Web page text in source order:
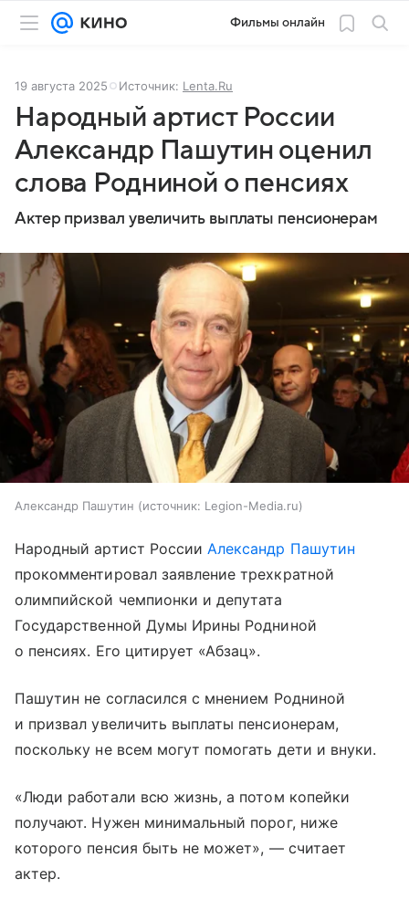
Фильмы онлайн
19 августа 2025 Источник: Lenta.Ru
Народный артист России
Александр Пашутин оценил
слова Родниной о пенсиях
Актер призвал увеличить выплаты пенсионерам
Александр Пашутин источник: Legion-Media.ru
Народный артист РоссииАлександр Пашутин
прокомментировал заявление трехкратной
олимпийской чемпионки и депутата
Государственной Думы Ирины Родниной
о пенсиях. Его цитирует «Абзац».
Пашутин не согласился с мнением Родниной
и призвал увеличить выплаты пенсионерам,
поскольку не всем могут помогать дети и внуки.
«Люди работали всю жизнь, а потом копейки
получают. Нужен минимальный порог, ниже
которого пенсия быть не может», — считает
актер.